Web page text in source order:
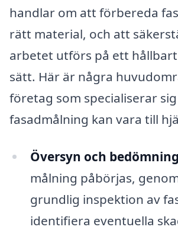
handlar om att förbereda
rätt material, och att
arbetet utförs på ett
sätt. Här är några
företag som specialiserar
fasadmålning kan vara till
Översyn och
målning påbörjas,
grundlig inspektion av
identifiera eventuella